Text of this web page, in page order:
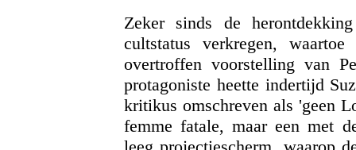
Zeker sinds de
cultstatus
verkregen,
overtroffen voorstelling van
protagoniste heette indertijd
kritikus omschreven als 'geen
femme fatale, maar een met